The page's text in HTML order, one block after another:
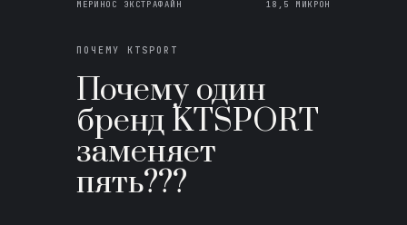
МЕРИНОС ЭКСТРАФАЙН 18,5 МИКРОН
ПОЧЕМУ KTSPORT
Почему один
бренд KTSPORT
заменяет
пять???